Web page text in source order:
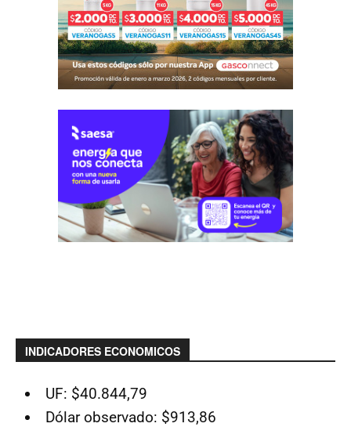
INDICADORES ECONOMICOS
UF: $40.844,79
Dólar observado: $913,86